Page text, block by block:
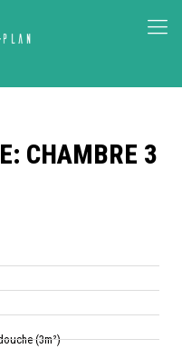
CHAMBRE 3
(3m²)